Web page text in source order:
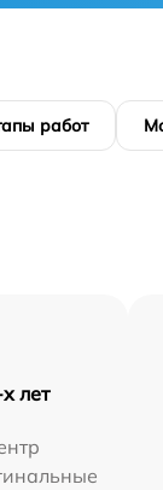
работ
лет